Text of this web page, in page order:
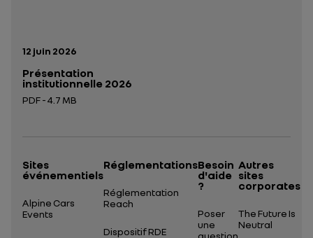
Date de publication:
12 juin 2026
Présentation
institutionnelle 2026
PDF - 4.7 MB
Sites
événementiels
Alpine Cars
Events
Réglementations
Réglementation
Reach
Dispositif RDE
Besoin
d'aide
?
Poser
une
question
Autres
sites
corporates
The Future Is
Neutral